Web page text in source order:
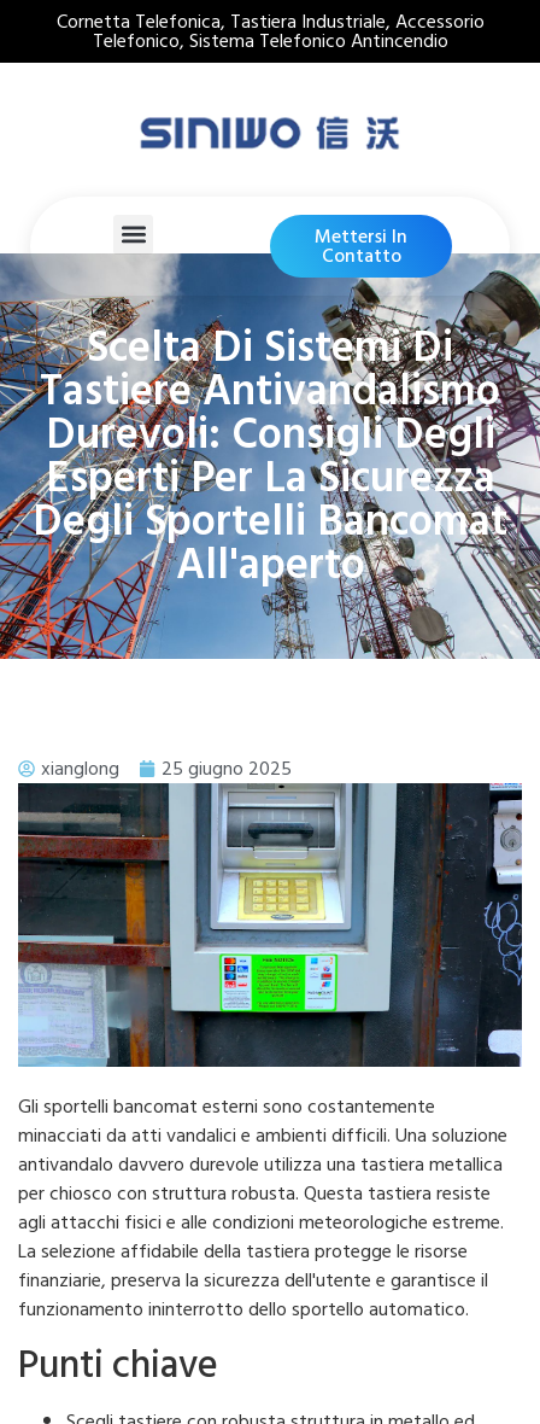
Cornetta Telefonica, Tastiera Industriale, Accessorio
Telefonico, Sistema Telefonico Antincendio
Mettersi In
Contatto
Scelta Di Sistemi Di
Tastiere Antivandalismo
Durevoli: Consigli Degli
Esperti Per La Sicurezza
Degli Sportelli Bancomat
All'aperto
xianglong 25 giugno 2025
Gli sportelli bancomat esterni sono costantemente
minacciati da atti vandalici e ambienti difficili. Una soluzione
antivandalo davvero durevole utilizza una tastiera metallica
per chiosco con struttura robusta. Questa tastiera resiste
agli attacchi fisici e alle condizioni meteorologiche estreme.
La selezione affidabile della tastiera protegge le risorse
finanziarie, preserva la sicurezza dell'utente e garantisce il
funzionamento ininterrotto dello sportello automatico.
Punti chiave